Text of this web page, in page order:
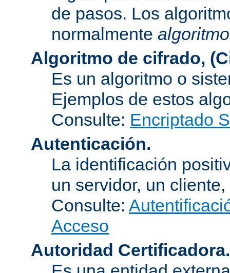
de pasos. Los
normalmente
Algoritmo de cifrado,
Es un algoritmo o
Ejemplos de estos
Consulte: Encriptado
Autenticación.
La identificación
un servidor, un
Consulte:
Acceso
Autoridad Certificadora.